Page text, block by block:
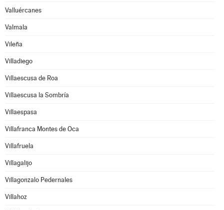
Valluércanes
Valmala
Vileña
Villadiego
Villaescusa de Roa
Villaescusa la Sombría
Villaespasa
Villafranca Montes de Oca
Villafruela
Villagalijo
Villagonzalo Pedernales
Villahoz